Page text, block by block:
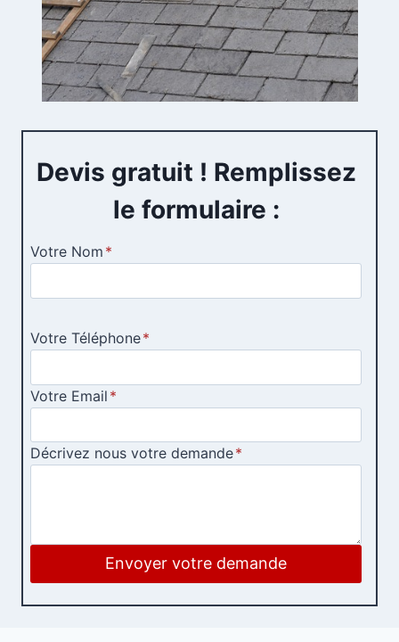
Devis gratuit ! Remplissez
le formulaire :
Votre Nom *
Votre Téléphone*
Votre Email *
Décrivez nous votre demande*
Envoyer votre demande